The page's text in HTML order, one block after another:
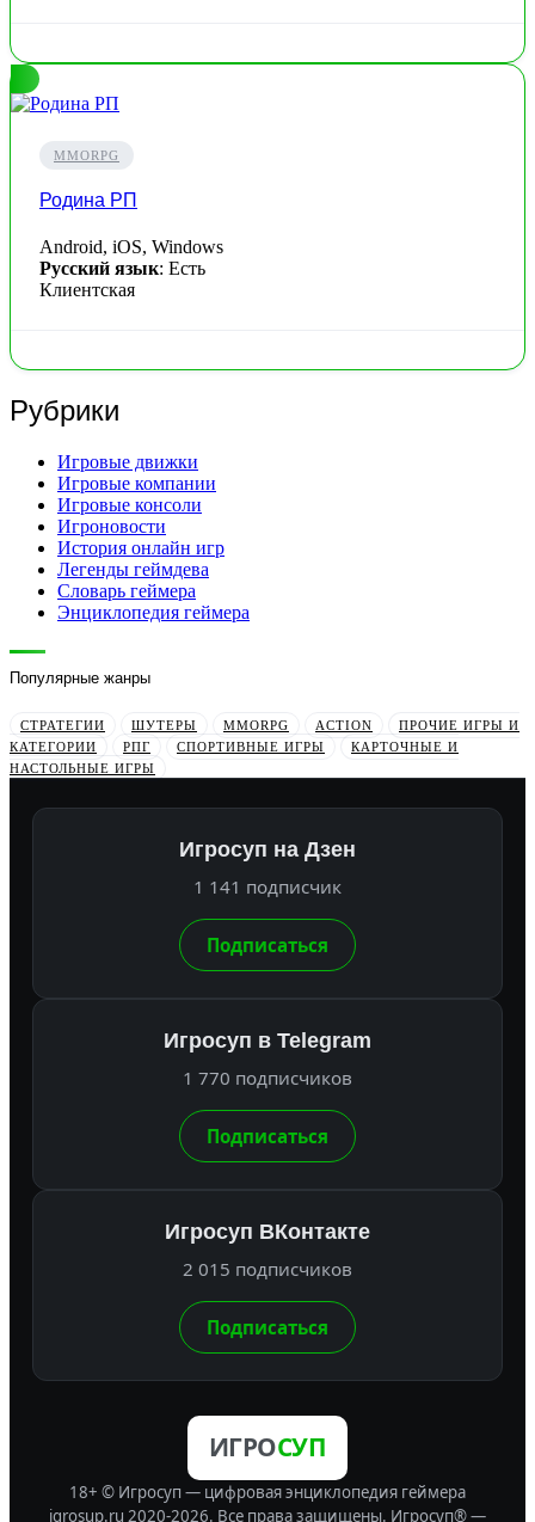
MMORPG
Родина РП
Android, iOS, Windows
Русский язык: Есть
Клиентская
Рубрики
Игровые движки
Игровые компании
Игровые консоли
Игроновости
История онлайн игр
Легенды геймдева
Словарь геймера
Энциклопедия геймера
Популярные жанры
СТРАТЕГИИ ШУТЕРЫ MMORPG ACTION
ПРОЧИЕ ИГРЫ И
КАТЕГОРИИ
РПГ СПОРТИВНЫЕ ИГРЫ
КАРТОЧНЫЕ И
НАСТОЛЬНЫЕ ИГРЫ
Игросуп на Дзен
1 141 подписчик
Подписаться
Игросуп в Telegram
1 770 подписчиков
Подписаться
Игросуп ВКонтакте
2 015 подписчиков
Подписаться
ИГРОСУП
18+ © Игросуп — цифровая энциклопедия геймера
igrosup.ru 2020-2026. Все права защищены. Игросуп® —